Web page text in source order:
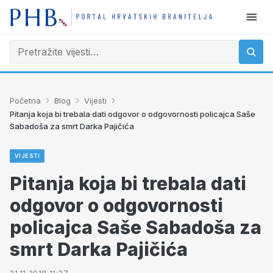
Početna › Blog › Vijesti ›
Pitanja koja bi trebala dati odgovor o odgovornosti policajca Saše
Sabadoša za smrt Darka Pajičića
VIJESTI
Pitanja koja bi trebala dati
odgovor o odgovornosti
policajca Saše Sabadoša za
smrt Darka Pajičića